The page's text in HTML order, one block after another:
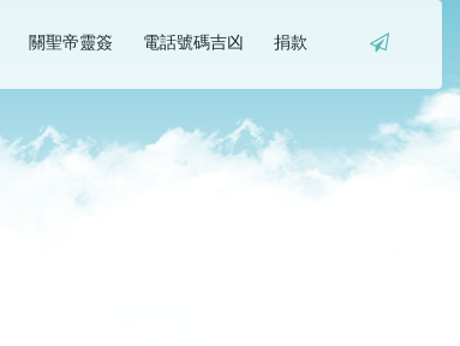
關聖帝靈簽 電話號碼吉凶 捐款